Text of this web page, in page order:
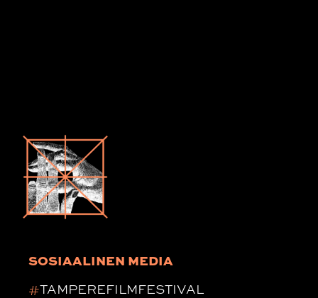
SOSIAALINEN MEDIA
#TAMPEREFILMFESTIVAL